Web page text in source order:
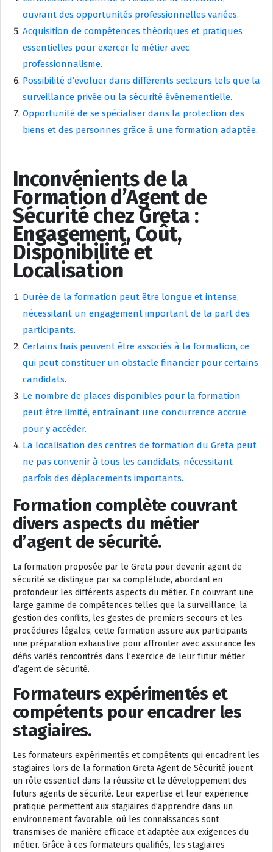
ouvrant des opportunités professionnelles variées.
Acquisition de compétences théoriques et pratiques
essentielles pour exercer le métier avec
professionnalisme.
Possibilité d’évoluer dans différents secteurs tels que la
surveillance privée ou la sécurité événementielle.
Opportunité de se spécialiser dans la protection des
biens et des personnes grâce à une formation adaptée.
Inconvénients de la
Formation d’Agent de
Sécurité chez Greta :
Engagement, Coût,
Disponibilité et
Localisation
Durée de la formation peut être longue et intense,
nécessitant un engagement important de la part des
participants.
Certains frais peuvent être associés à la formation, ce
qui peut constituer un obstacle financier pour certains
candidats.
Le nombre de places disponibles pour la formation
peut être limité, entraînant une concurrence accrue
pour y accéder.
La localisation des centres de formation du Greta peut
ne pas convenir à tous les candidats, nécessitant
parfois des déplacements importants.
Formation complète couvrant
divers aspects du métier
d’agent de sécurité.
La formation proposée par le Greta pour devenir agent de
sécurité se distingue par sa complétude, abordant en
profondeur les différents aspects du métier. En couvrant une
large gamme de compétences telles que la surveillance, la
gestion des conflits, les gestes de premiers secours et les
procédures légales, cette formation assure aux participants
une préparation exhaustive pour affronter avec assurance les
défis variés rencontrés dans l’exercice de leur futur métier
d’agent de sécurité.
Formateurs expérimentés et
compétents pour encadrer les
stagiaires.
Les formateurs expérimentés et compétents qui encadrent les
stagiaires lors de la formation Greta Agent de Sécurité jouent
un rôle essentiel dans la réussite et le développement des
futurs agents de sécurité. Leur expertise et leur expérience
pratique permettent aux stagiaires d’apprendre dans un
environnement favorable, où les connaissances sont
transmises de manière efficace et adaptée aux exigences du
métier. Grâce à ces formateurs qualifiés, les stagiaires